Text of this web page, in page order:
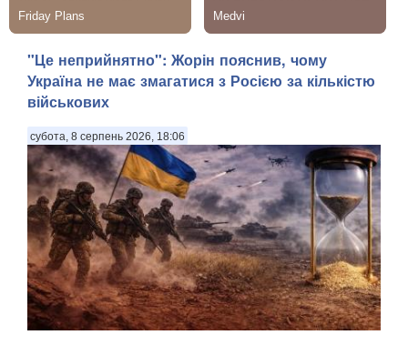
"Це неприйнятно": Жорін пояснив, чому
Україна не має змагатися з Росією за кількістю
військових
субота, 8 серпень 2026, 18:06